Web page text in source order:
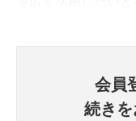
会員
続き